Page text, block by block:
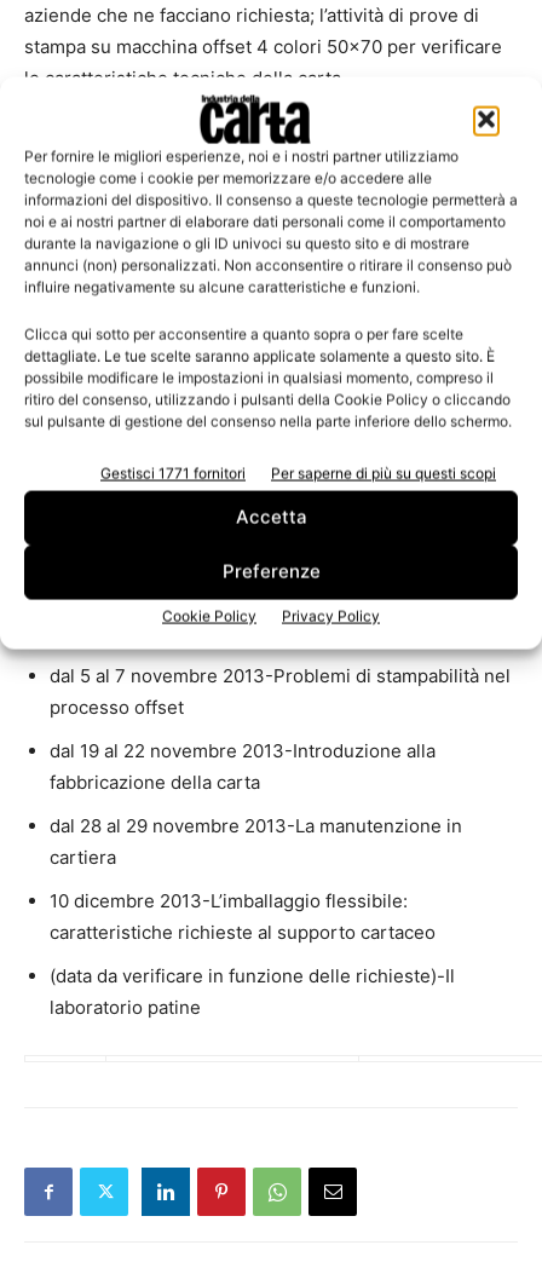
Per fornire le migliori esperienze, noi e i nostri partner utilizziamo
tecnologie come i cookie per memorizzare e/o accedere alle
informazioni del dispositivo. Il consenso a queste tecnologie permetterà a
noi e ai nostri partner di elaborare dati personali come il comportamento
durante la navigazione o gli ID univoci su questo sito e di mostrare
annunci (non) personalizzati. Non acconsentire o ritirare il consenso può
influire negativamente su alcune caratteristiche e funzioni.
Clicca qui sotto per acconsentire a quanto sopra o per fare scelte
dettagliate. Le tue scelte saranno applicate solamente a questo sito. È
possibile modificare le impostazioni in qualsiasi momento, compreso il
ritiro del consenso, utilizzando i pulsanti della Cookie Policy o cliccando
sul pulsante di gestione del consenso nella parte inferiore dello schermo.
Gestisci 1771 fornitori Per saperne di più su questi scopi
Accetta
Preferenze
Cookie Policy Privacy Policy
aziende che ne facciano richiesta; l’attività di prove di
stampa su macchina offset 4 colori 50×70 per verificare
le caratteristiche tecniche della carta.
In tabella si possono visionare le attività formative messe
a calendario per i prossimi mesi.
Inoltre si ricorda che la Regione Veneto ha riaperto l’uso
dei fondo sociale europeo (FSE) per la formazione e che
è attivato un nuovositonel quale è possibile vedere tutte
le attività promosse dall’Associazione e scaricare il pdf
dei corsi a calendario e del corso annuale.
Le prossime date:
8 ottobre-I procedimenti di stampa digitale
dal 10 al 11 ottobre 2013-Introduzione alla chimica
applicata alla produzione cartaria
dal 29 al 31 ottobre 2013-La carta nei processi di
dal 5 al 7 novembre 2013-Problemi di stampabilità nel
processo offset
dal 19 al 22 novembre 2013-Introduzione alla
fabbricazione della carta
dal 28 al 29 novembre 2013-La manutenzione in
cartiera
10 dicembre 2013-L’imballaggio flessibile:
caratteristiche richieste al supporto cartaceo
(data da verificare in funzione delle richieste)-Il
laboratorio patine